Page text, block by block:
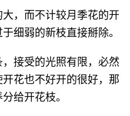
，而不计较月季花的开
细弱的新枝直接掰除。
接受的光照有限，必然
花也不好开的很好，那
给开花枝。